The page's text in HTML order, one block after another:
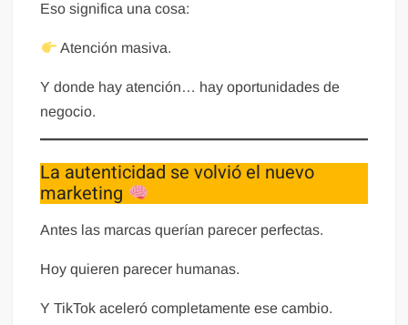
Eso significa una cosa:
Atención masiva.
Y donde hay atención… hay oportunidades de
negocio.
La autenticidad se volvió el nuevo
marketing
Antes las marcas querían parecer perfectas.
Hoy quieren parecer humanas.
Y TikTok aceleró completamente ese cambio.